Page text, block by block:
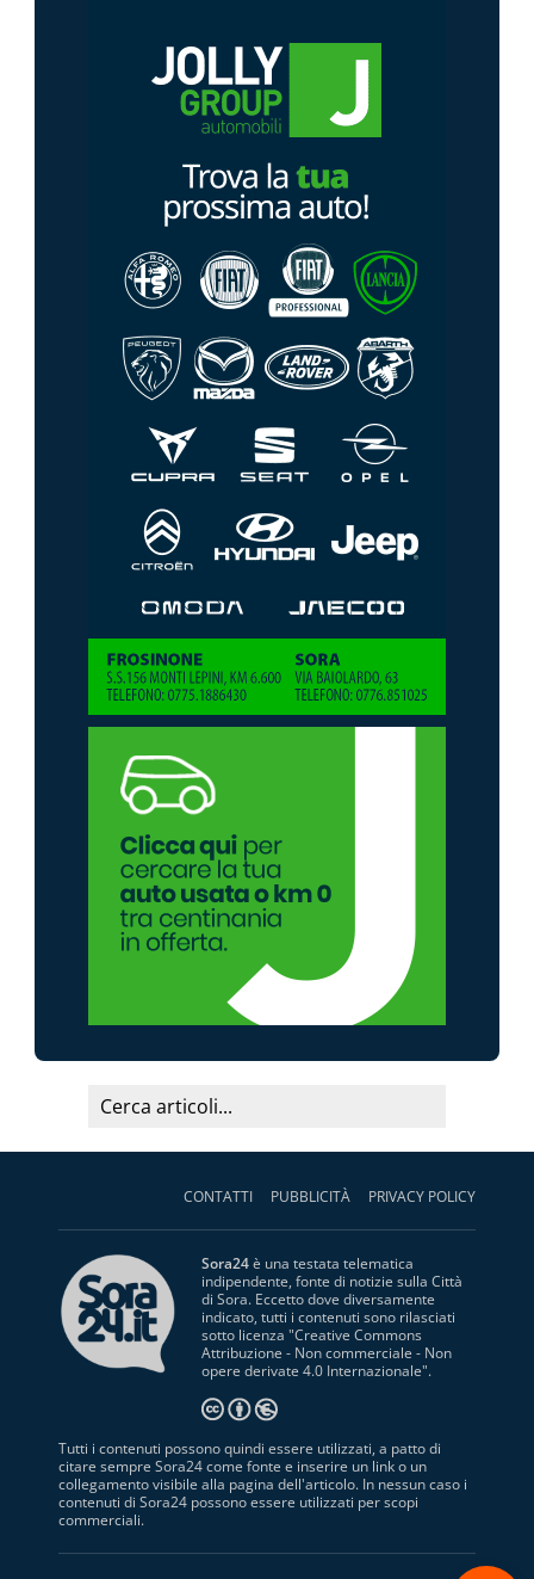
CONTATTI PUBBLICITÀ PRIVACY POLICY
Sora24è una testata telematica
indipendente, fonte di notizie sulla Città
di Sora. Eccetto dove diversamente
indicato, tutti i contenuti sono rilasciati
sotto licenza "Creative Commons
Attribuzione - Non commerciale - Non
opere derivate 4.0 Internazionale".
Tutti i contenuti possono quindi essere utilizzati, a patto di
citare sempre Sora24 come fonte e inserire un link o un
collegamento visibile alla pagina dell'articolo. In nessun caso i
contenuti di Sora24 possono essere utilizzati per scopi
commerciali.